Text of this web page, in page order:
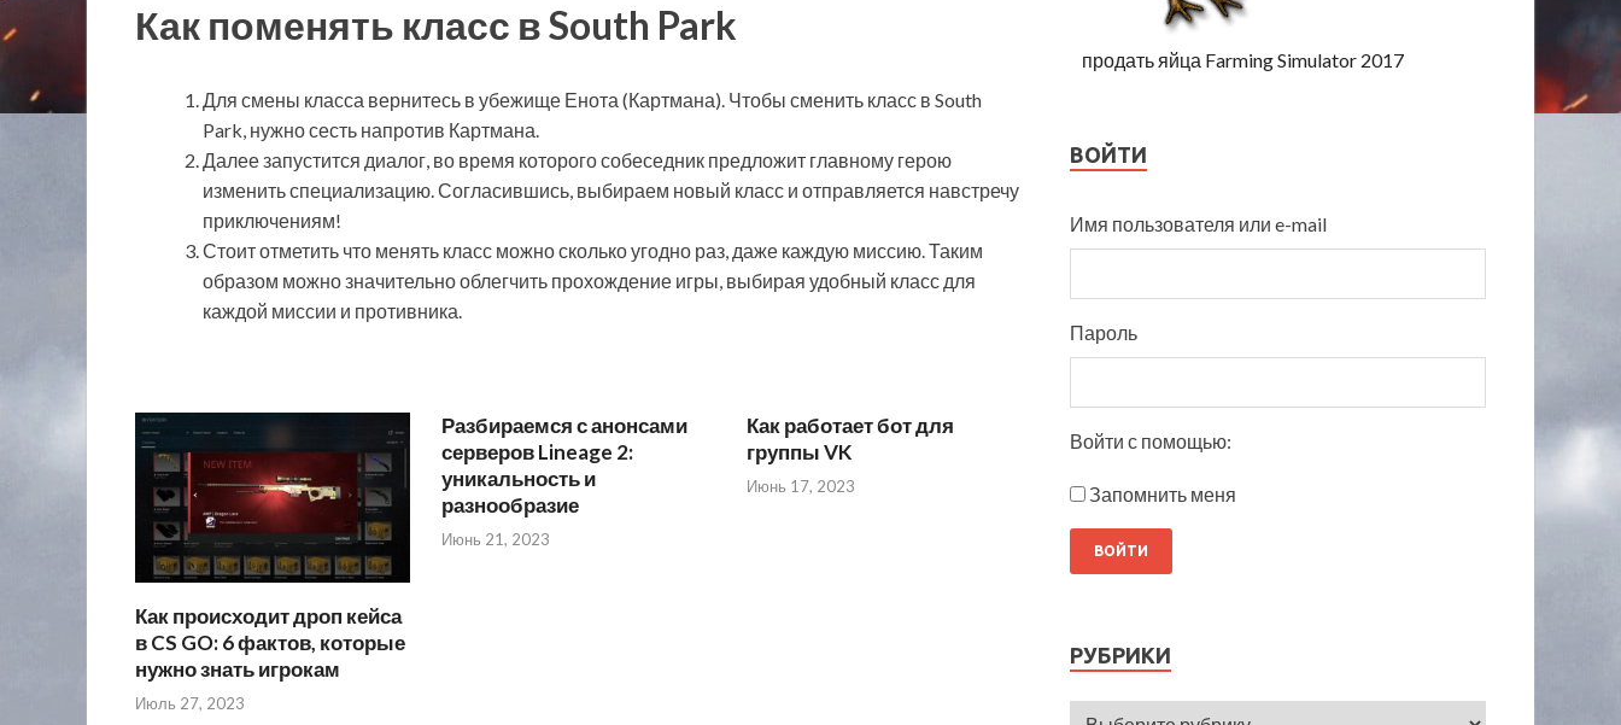
Как поменять класс в South Park
Для смены класса вернитесь в убежище Енота (Картмана). Чтобы сменить класс в South
Park, нужно сесть напротив Картмана.
Далее запустится диалог, во время которого собеседник предложит главному герою
изменить специализацию. Согласившись, выбираем новый класс и отправляется навстречу
приключениям!
Стоит отметить что менять класс можно сколько угодно раз, даже каждую миссию. Таким
образом можно значительно облегчить прохождение игры, выбирая удобный класс для
каждой миссии и противника.
Как происходит дроп кейса
в CS GO: 6 фактов, которые
нужно знать игрокам
Июль 27, 2023
Разбираемся с анонсами
серверов Lineage 2:
уникальность и
разнообразие
Июнь 21, 2023
Как работает бот для
группы VK
Июнь 17, 2023
продать яйца Farming Simulator 2017
ВОЙТИ
Имя пользователя или e-mail
Пароль
Войти с помощью:
Запомнить меня
РУБРИКИ